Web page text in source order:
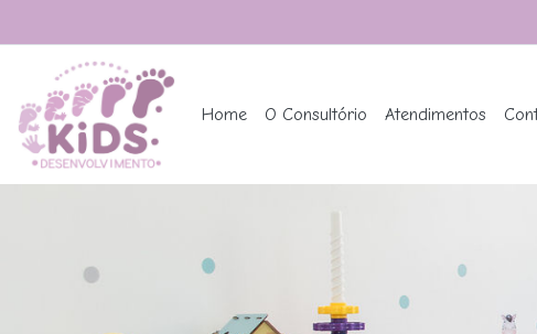
Home O Consultório Atendimentos